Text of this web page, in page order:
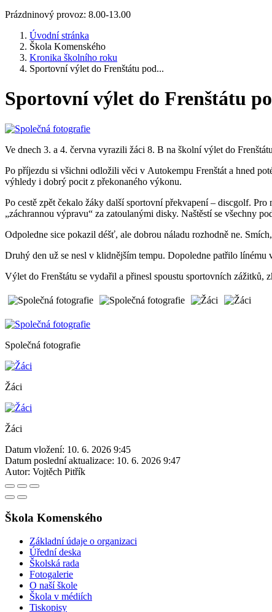
Prázdninový provoz: 8.00-13.00
Úvodní stránka
Škola Komenského
Kronika školního roku
Sportovní výlet do Frenštátu pod...
Sportovní výlet do Frenštátu
Ve dnech 3. a 4. června vyrazili žáci 8. B na školní výlet do
Po příjezdu si všichni odložili věci v Autokempu Frenštát a hned
výhledy i dobrý pocit z překonaného výkonu.
Po cestě zpět čekalo žáky další sportovní překvapení – discgolf.
„záchrannou výpravu“ za zatoulanými disky. Naštěstí se všechny
Odpoledne sice pokazil déšť, ale dobrou náladu rozhodně ne.
Druhý den už se nesl v klidnějším tempu. Dopoledne patřilo línému
Výlet do Frenštátu se vydařil a přinesl spoustu sportovních zážitků,
Společná fotografie
Žáci
Žáci
Datum vložení: 10. 6. 2026 9:45
Datum poslední aktualizace: 10. 6. 2026 9:47
Autor: Vojtěch Pitřík
Škola Komenského
Základní údaje o organizaci
Úřední deska
Školská rada
Fotogalerie
O naší škole
Škola v médiích
Tiskopisy